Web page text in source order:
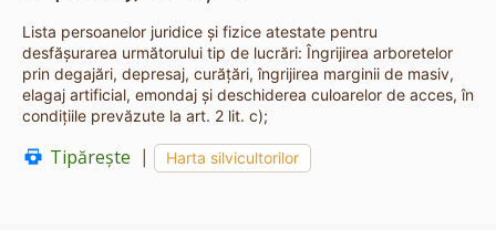
Lista persoanelor juridice și fizice atestate pentru
desfășurarea următorului tip de lucrări: Îngrijirea arboretelor
prin degajări, depresaj, curăţări, îngrijirea marginii de masiv,
elagaj artificial, emondaj şi deschiderea culoarelor de acces, în
condiţiile prevăzute la art. 2 lit. c);
Tipărește Harta silvicultorilor